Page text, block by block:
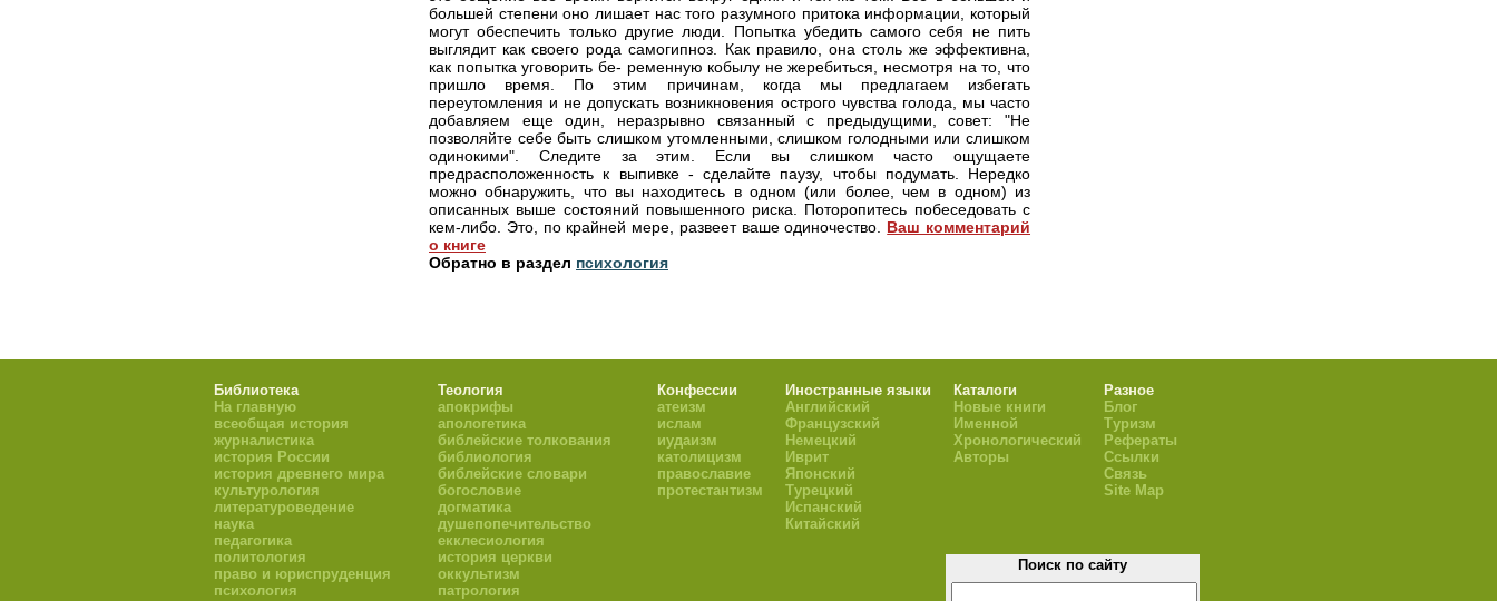
Ваш комментарий
о книге
Обратно в раздел психология
Библиотека
На главную
всеобщая история
журналистика
история России
история древнего мира
культурология
литературоведение
наука
педагогика
политология
право и юриспруденция
психология
Теология
апокрифы
апологетика
библейские толкования
библиология
библейские словари
богословие
догматика
душепопечительство
екклесиология
история церкви
оккультизм
патрология
Конфессии
атеизм
ислам
иудаизм
католицизм
православие
протестантизм
Иностранные языки
Английский
Французский
Немецкий
Иврит
Японский
Турецкий
Испанский
Китайский
Каталоги
Новые книги
Именной
Хронологический
Авторы
Разное
Блог
Туризм
Рефераты
Ссылки
Связь
Site Map
Поиск по сайту